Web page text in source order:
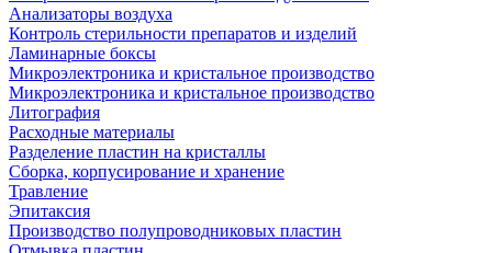
Анализаторы воздуха
Контроль стерильности препаратов и изделий
Ламинарные боксы
Микроэлектроника и кристальное производство
Микроэлектроника и кристальное производство
Литография
Расходные материалы
Разделение пластин на кристаллы
Сборка, корпусирование и хранение
Травление
Эпитаксия
Производство полупроводниковых пластин